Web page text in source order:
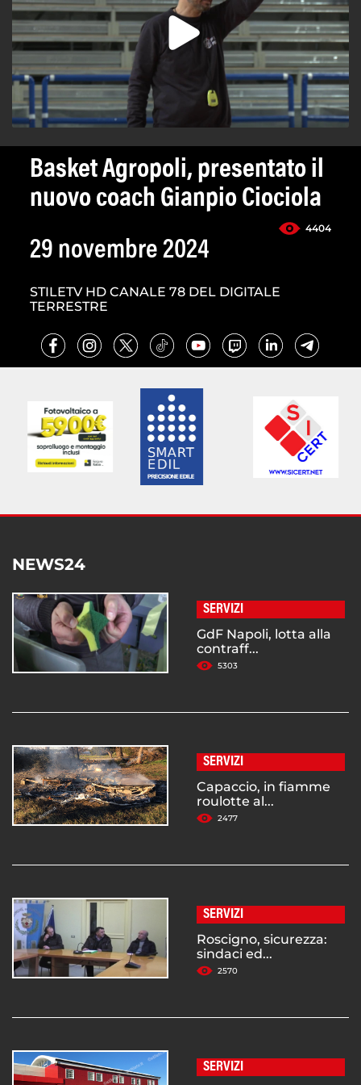
Basket Agropoli, presentato il
nuovo coach Gianpio Ciociola
4404
29 novembre 2024
STILETV HD CANALE 78 DEL DIGITALE
TERRESTRE
NEWS24
SERVIZI
GdF Napoli, lotta alla
contraff...
5303
SERVIZI
Capaccio, in fiamme
roulotte al...
2477
SERVIZI
Roscigno, sicurezza:
sindaci ed...
2570
SERVIZI